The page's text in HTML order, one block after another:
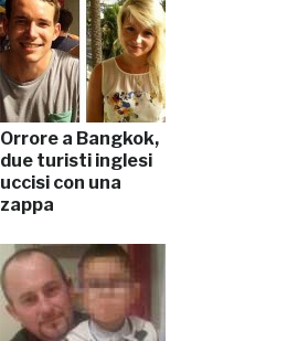
Orrore a Bangkok,
due turisti inglesi
uccisi con una
zappa